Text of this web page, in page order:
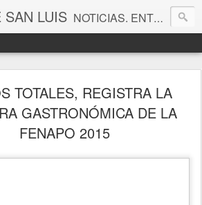
SAN LUIS NOTICIAS. ENTRETENIMIENTO. EDITORIALES. CANAL DE VÍDEOS. GALERÍA DE FOTOGRAFÍAS.
TOTALES, REGISTRA LA
GASTRONÓMICA DE LA
FENAPO 2015